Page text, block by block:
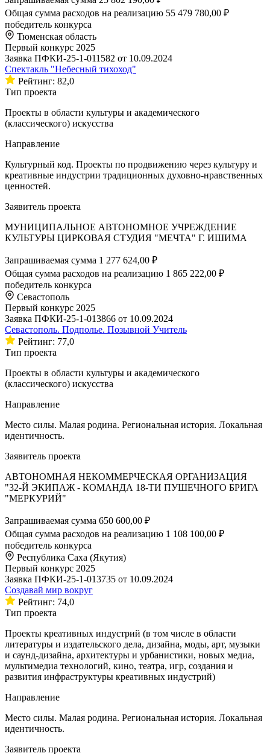
Общая сумма расходов на реализацию 55 479 780,00 ₽
победитель конкурса
Тюменская область
Первый конкурс 2025
Заявка ПФКИ-25-1-011582 от 10.09.2024
Спектакль "Небесный тихоход"
Рейтинг: 82,0
Тип проекта
Проекты в области культуры и академического
(классического) искусства
Направление
Культурный код. Проекты по продвижению через культуру и
креативные индустрии традиционных духовно-нравственных
ценностей.
Заявитель проекта
МУНИЦИПАЛЬНОЕ АВТОНОМНОЕ УЧРЕЖДЕНИЕ
КУЛЬТУРЫ ЦИРКОВАЯ СТУДИЯ "МЕЧТА" Г. ИШИМА
Запрашиваемая сумма 1 277 624,00 ₽
Общая сумма расходов на реализацию 1 865 222,00 ₽
победитель конкурса
Севастополь
Первый конкурс 2025
Заявка ПФКИ-25-1-013866 от 10.09.2024
Севастополь. Подполье. Позывной Учитель
Рейтинг: 77,0
Тип проекта
Проекты в области культуры и академического
(классического) искусства
Направление
Место силы. Малая родина. Региональная история. Локальная
идентичность.
Заявитель проекта
АВТОНОМНАЯ НЕКОММЕРЧЕСКАЯ ОРГАНИЗАЦИЯ
"32-Й ЭКИПАЖ - КОМАНДА 18-ТИ ПУШЕЧНОГО БРИГА
"МЕРКУРИЙ"
Запрашиваемая сумма 650 600,00 ₽
Общая сумма расходов на реализацию 1 108 100,00 ₽
победитель конкурса
Республика Саха (Якутия)
Первый конкурс 2025
Заявка ПФКИ-25-1-013735 от 10.09.2024
Создавай мир вокруг
Рейтинг: 74,0
Тип проекта
Проекты креативных индустрий (в том числе в области
литературы и издательского дела, дизайна, моды, арт, музыки
и саунд-дизайна, архитектуры и урбанистики, новых медиа,
мультимедиа технологий, кино, театра, игр, создания и
развития инфраструктуры креативных индустрий)
Направление
Место силы. Малая родина. Региональная история. Локальная
идентичность.
Заявитель проекта